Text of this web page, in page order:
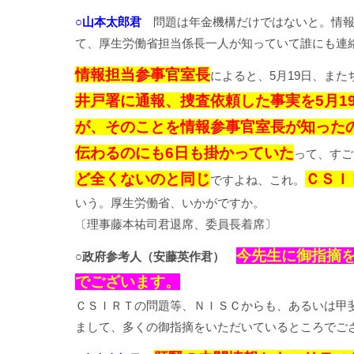
○山本太郎君問題は年金機構だけではないと。情報
て、厚生労働省担当係長一人が知っていて誰にも
情報担当参事官室長によると、5月19日、また
井戸署に通報、捜査依頼した事実を5月
が、そのことを情報参事官室長が知っ
伝わるのにも6日も掛かっていたって、す
ど全くないのと同じですよね、これ。 ＣＳ
いう。厚生労働省、いかがですか。
〔理事藤本祐司君退席、委員長着席〕
○政府参考人（安藤英作君）
今先生に御指摘
でございます。
ＣＳＩＲＴの問題等、ＮＩＳＣからも、あるいは
まして、多くの御指摘をいただいているところでご